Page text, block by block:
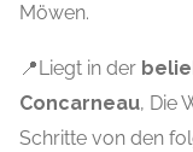
Möwen.
📍Liegt in der
Concarneau, Die
Schritte von den